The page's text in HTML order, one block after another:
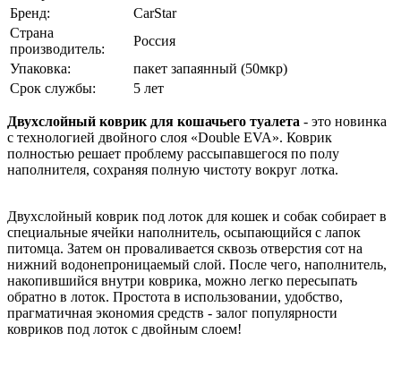
Бренд:
CarStar
Страна
производитель:
Россия
Упаковка:
пакет запаянный (50мкр)
Срок службы:
5 лет
Двухслойный коврик для кошачьего туалета - это новинка
с технологией двойного слоя «Double EVA». Коврик
полностью решает проблему рассыпавшегося по полу
наполнителя, сохраняя полную чистоту вокруг лотка.
Двухслойный коврик под лоток для кошек и собак собирает в
специальные ячейки наполнитель, осыпающийся с лапок
питомца. Затем он проваливается сквозь отверстия сот на
нижний водонепроницаемый слой. После чего, наполнитель,
накопившийся внутри коврика, можно легко пересыпать
обратно в лоток. Простота в использовании, удобство,
прагматичная экономия средств - залог популярности
ковриков под лоток с двойным слоем!